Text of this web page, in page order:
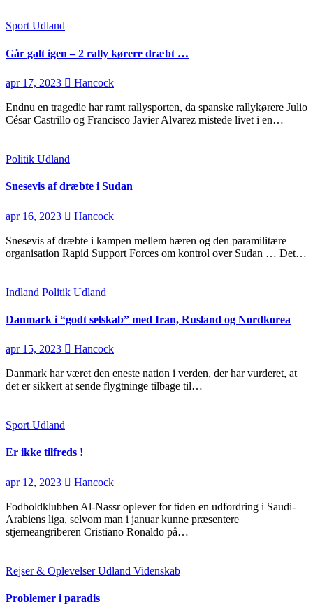
SportUdland
Går galt igen – 2 rally kørere dræbt …
apr 17, 2023 Hancock
Endnu en tragedie har ramt rallysporten, da spanske rallykørere Julio
César Castrillo og Francisco Javier Alvarez mistede livet i en…
Politik Udland
Snesevis af dræbte i Sudan
apr 16, 2023 Hancock
Snesevis af dræbte i kampen mellem hæren og den paramilitære
organisation Rapid Support Forces om kontrol over Sudan … Det…
Indland Politik Udland
Danmark i “godt selskab” med Iran, Rusland og Nordkorea
apr 15, 2023 Hancock
Danmark har været den eneste nation i verden, der har vurderet, at
det er sikkert at sende flygtninge tilbage til…
Sport Udland
Er ikke tilfreds !
apr 12, 2023 Hancock
Fodboldklubben Al-Nassr oplever for tiden en udfordring i Saudi-
Arabiens liga, selvom man i januar kunne præsentere
stjerneangriberen Cristiano Ronaldo på…
Rejser & OplevelserUdland Videnskab
Problemer i paradis